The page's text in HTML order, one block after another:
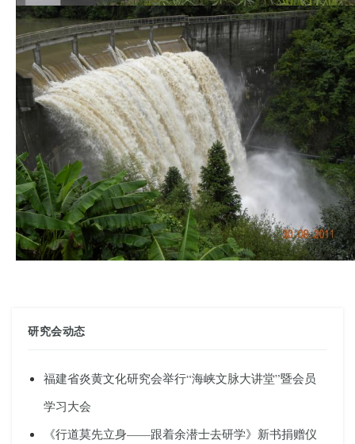
研究会动态
福建省炎黄文化研究会举行“海峡文脉大讲堂”暨会员
学习大会
《行道莫先立身——跟着余潜士去研学》新书捐赠仪